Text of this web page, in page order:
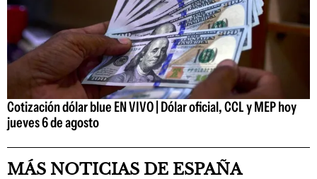
Cotización dólar blue EN VIVO | Dólar oficial, CCL y MEP hoy
jueves 6 de agosto
MÁS NOTICIAS DE ESPAÑA